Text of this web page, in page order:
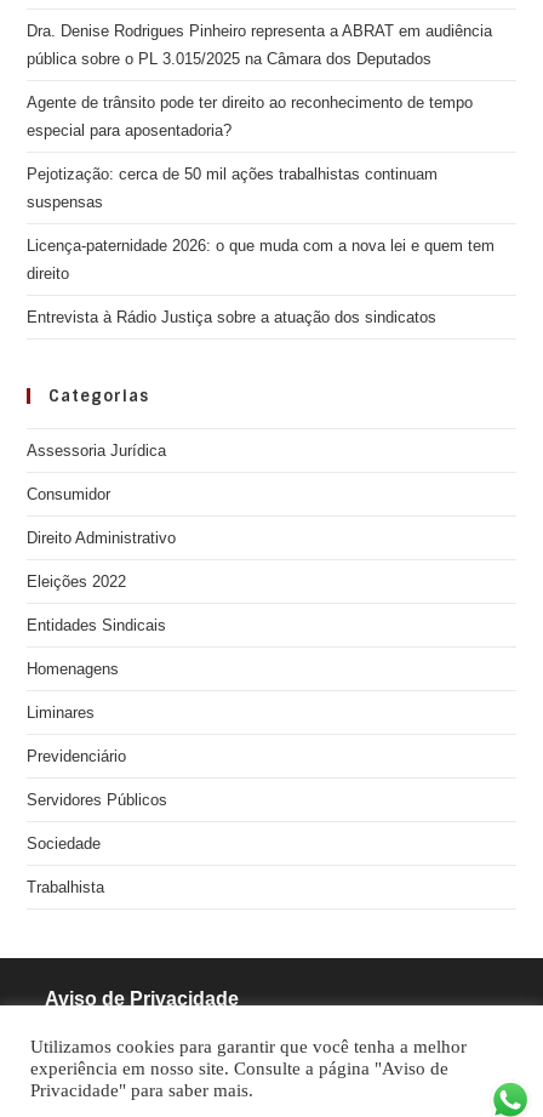
Dra. Denise Rodrigues Pinheiro representa a ABRAT em audiência
pública sobre o PL 3.015/2025 na Câmara dos Deputados
Agente de trânsito pode ter direito ao reconhecimento de tempo
especial para aposentadoria?
Pejotização: cerca de 50 mil ações trabalhistas continuam
suspensas
Licença-paternidade 2026: o que muda com a nova lei e quem tem
direito
Entrevista à Rádio Justiça sobre a atuação dos sindicatos
Categorias
Assessoria Jurídica
Consumidor
Direito Administrativo
Eleições 2022
Entidades Sindicais
Homenagens
Liminares
Previdenciário
Servidores Públicos
Sociedade
Trabalhista
Aviso de Privacidade
RODRIGUES PINHEIRO ADVOCACIA S/S
Utilizamos cookies para garantir que você tenha a melhor
experiência em nosso site. Consulte a página "Aviso de
Privacidade" para saber mais.